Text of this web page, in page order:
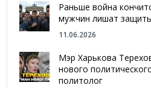
Раньше война
мужчин лишат
11.06.2026
Мэр Харькова
нового
политолог